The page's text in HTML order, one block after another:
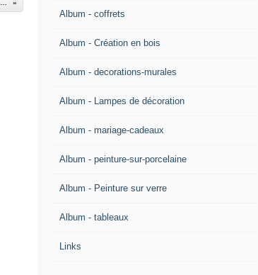
Album - coffrets
Album - Création en bois
Album - decorations-murales
Album - Lampes de décoration
Album - mariage-cadeaux
Album - peinture-sur-porcelaine
Album - Peinture sur verre
Album - tableaux
Links